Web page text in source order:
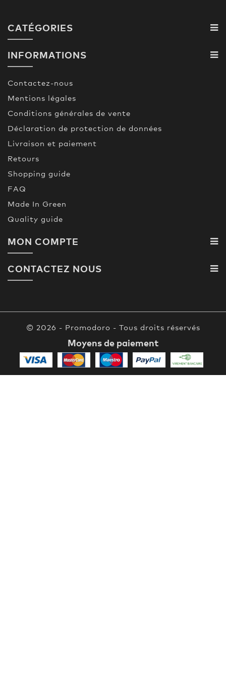
CATÉGORIES
INFORMATIONS
Contactez-nous
Mentions légales
Conditions générales de vente
Déclaration de protection de données
Livraison et paiement
Retours
Shopping guide
FAQ
Made In Green
Quality guide
MON COMPTE
CONTACTEZ NOUS
© 2026 - Promodoro - Tous droits réservés
Moyens de paiement